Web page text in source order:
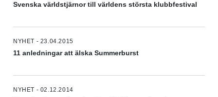
Svenska världstjärnor till världens största klubbfestival
NYHET - 23.04.2015
11 anledningar att älska Summerburst
NYHET - 02.12.2014